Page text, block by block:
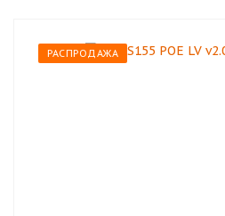
РАСПРОДАЖА